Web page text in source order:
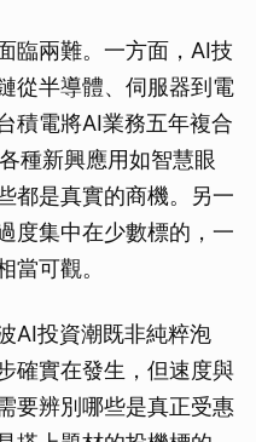
臨兩難。一方面，AI技
從半導體、伺服器到電
積電將AI業務五年複合
種新興應用如智慧眼
都是真實的商機。另一
度集中在少數標的，一
當可觀。
AI投資潮既非純粹泡
確實在發生，但速度與
要辨別哪些是真正受惠